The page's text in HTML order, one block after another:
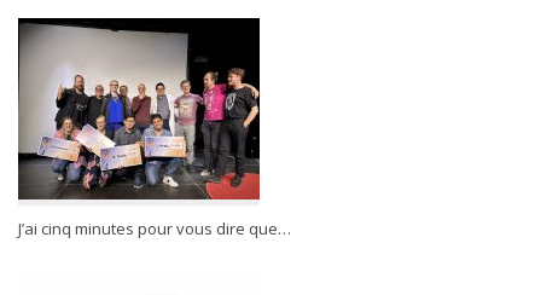
J’ai cinq minutes pour vous dire que…